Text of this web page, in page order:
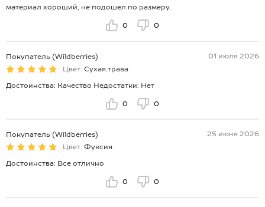
материал хороший, не подошел по размеру.
0 0
Покупатель (Wildberries)
01 июля 2026
Цвет: Сухая.трава
Достоинства: Качество Недостатки: Нет
0 0
Покупатель (Wildberries)
25 июня 2026
Цвет: Фуксия
Достоинства: Все отлично
0 0